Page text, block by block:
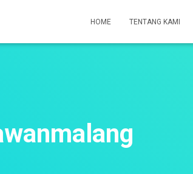
HOME TENTANG KAMI